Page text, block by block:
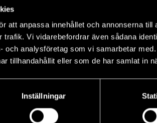
att anpassa innehållet och annonserna
Vi vidarebefordrar även sådana
och analysföretag som vi samarbetar
tillhandahållit eller som de har samlat in
Inställningar